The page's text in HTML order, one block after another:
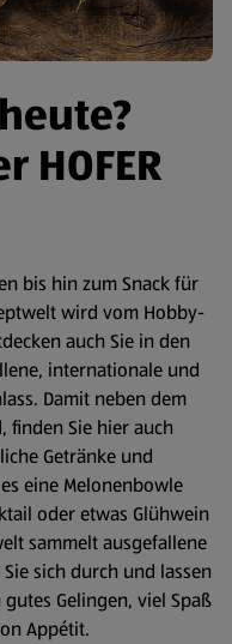
HOFER
bis hin zum Snack für
wird vom Hobby-
auch Sie in den
internationale und
Damit neben dem
finden Sie hier auch
Getränke und
eine Melonenbowle
oder etwas Glühwein
sammelt ausgefallene
sich durch und lassen
Gelingen, viel Spaß
Appétit.